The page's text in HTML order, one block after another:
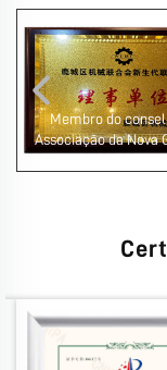
Membro do
Associação da Nova